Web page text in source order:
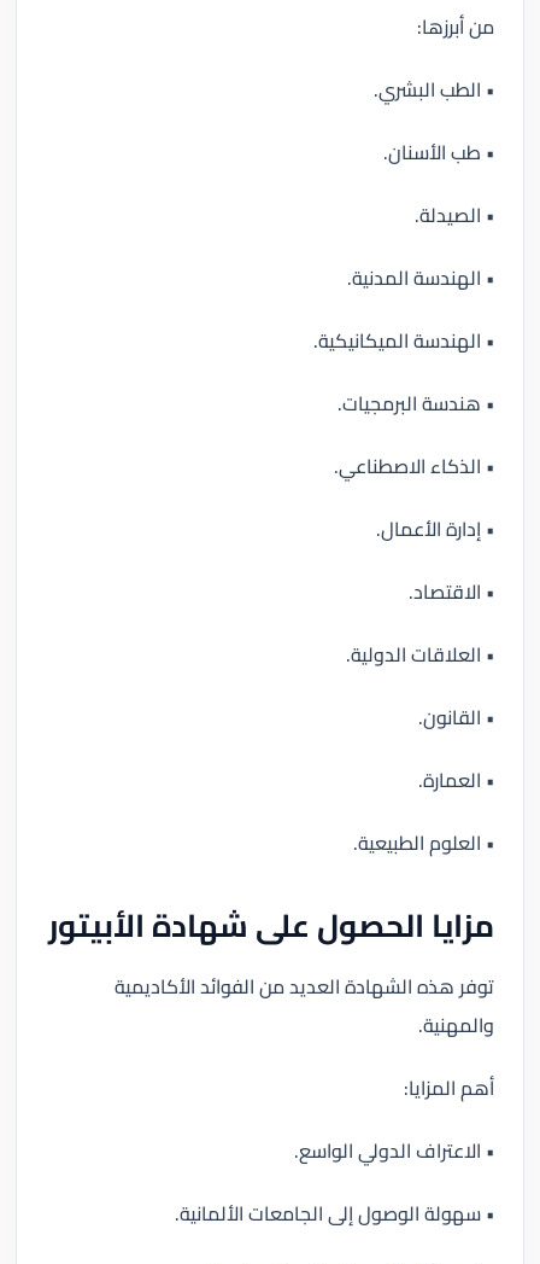
من أبرزها:
• الطب البشري.
• طب الأسنان.
• الصيدلة.
• الهندسة المدنية.
• الهندسة الميكانيكية.
• هندسة البرمجيات.
• الذكاء الاصطناعي.
• إدارة الأعمال.
• الاقتصاد.
• العلاقات الدولية.
• القانون.
• العمارة.
• العلوم الطبيعية.
مزايا الحصول على شهادة الأبيتور
توفر هذه الشهادة العديد من الفوائد الأكاديمية
والمهنية.
أهم المزايا:
• الاعتراف الدولي الواسع.
• سهولة الوصول إلى الجامعات الألمانية.